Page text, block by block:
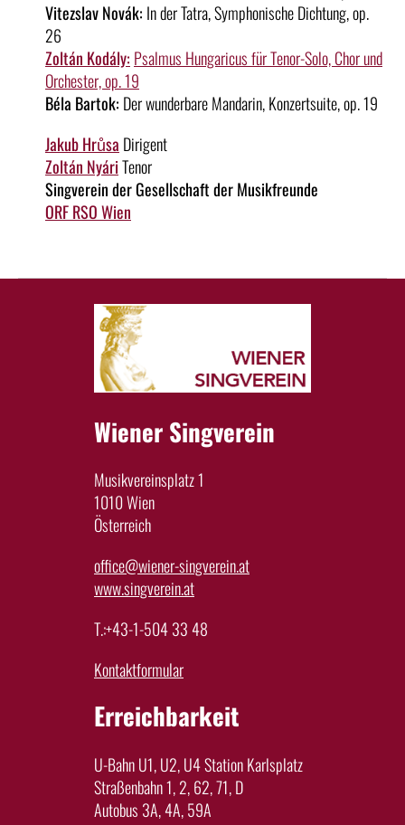
Vitezslav Novák: In der Tatra, Symphonische Dichtung, op.
26
Zoltán Kodály: Psalmus Hungaricus für Tenor-Solo, Chor und
Orchester, op. 19
Béla Bartok: Der wunderbare Mandarin, Konzertsuite, op. 19
Jakub Hrůsa Dirigent
Zoltán NyáriTenor
Singverein der Gesellschaft der Musikfreunde
ORF RSO Wien
Wiener Singverein
Musikvereinsplatz 1
1010 Wien
Österreich
office@wiener-singverein.at
www.singverein.at
T.:+43-1-504 33 48
Kontaktformular
Erreichbarkeit
U-Bahn U1, U2, U4 Station Karlsplatz
Straßenbahn 1, 2, 62, 71, D
Autobus 3A, 4A, 59A